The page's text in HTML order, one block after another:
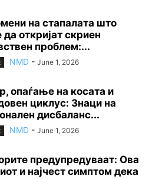
на стапалата што
откријат скриен
проблем:...
NMD - June 1, 2026
опаѓање на косата и
циклус: Знаци на
дисбаланс...
NMD - June 1, 2026
предупредуваат: Ова
и најчест симптом дека